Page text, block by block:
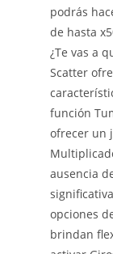
podrás
de hasta
¿Te vas a
Scatter
función
ofrecer un
ausencia
opciones
brindan